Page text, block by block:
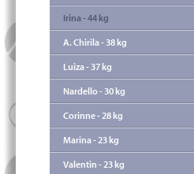
Irina - 44 kg
A. Chirila - 38 kg
Luiza - 37 kg
Nardello - 30 kg
Corinne - 28 kg
Marina - 23 kg
Valentin - 23 kg